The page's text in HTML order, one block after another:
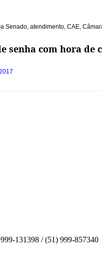
Senado, atendimento, CAE,
senha com hora
131398 / (51) 999-